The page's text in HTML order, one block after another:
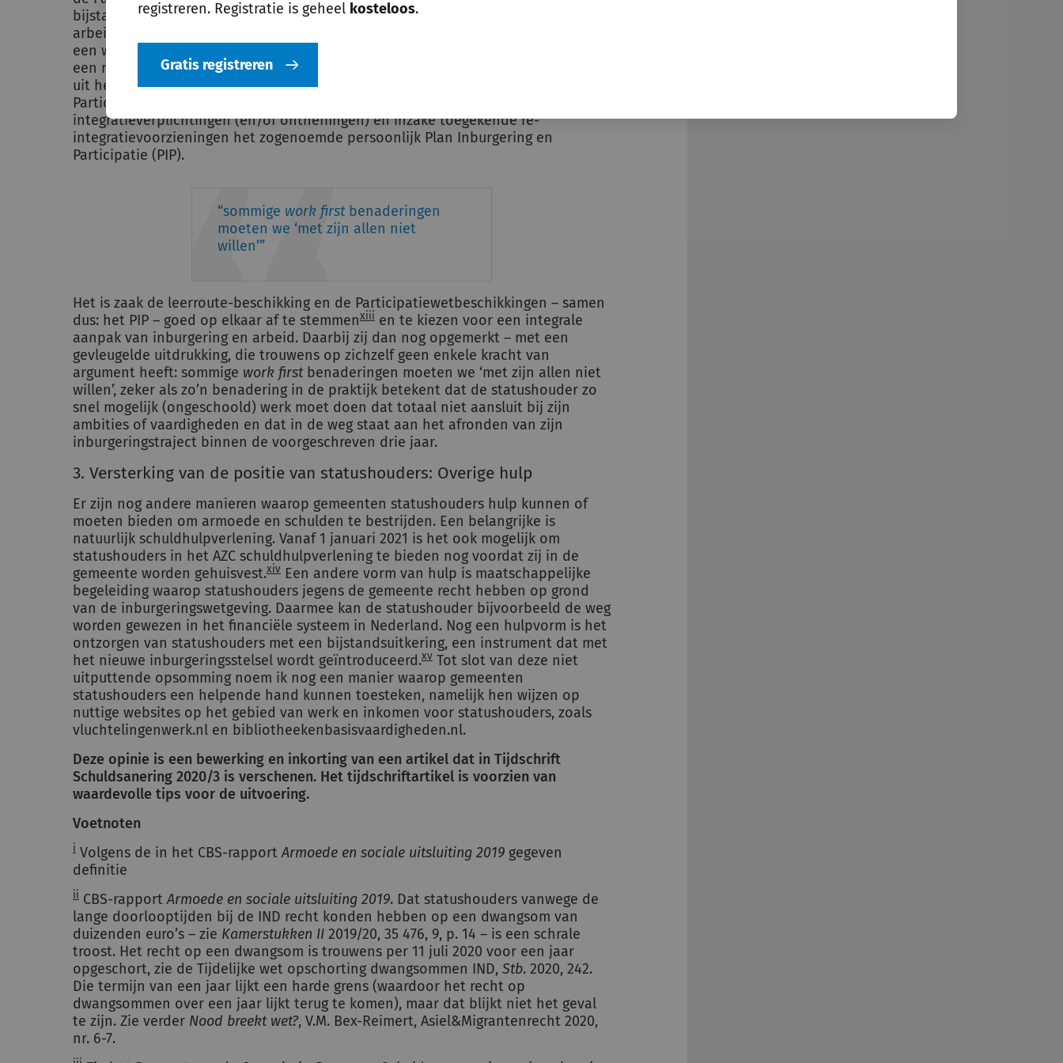
registreren. Registratie is geheel kosteloos.
Gratis registreren
bijstandsuitkeringixen daarmee ook recht op ondersteuning bij
arbeidsinschakeling
een wettelijke arbeidsverplichting
xi
een re-integratieverplichtingxii
. Samen met onder meer de leerroute-beschikking
uit het nieuwe inburgeringsstelsel (zie hierboven) vormen de
Participatiewetbeschikkingen inzake opgelegde arbeids- en re-
integratieverplichtingen (en/of ontheffingen) en inzake toegekende re-
integratievoorzieningen het zogenoemde persoonlijk Plan Inburgering en
Participatie (PIP).
sommige work first benaderingen
moeten we ‘met zijn allen niet
willen’
Het is zaak de leerroute-beschikking en de Participatiewetbeschikkingen – samen
dus: het PIP – goed op elkaar af te stemmenxiii en te kiezen voor een integrale
aanpak van inburgering en arbeid. Daarbij zij dan nog opgemerkt – met een
gevleugelde uitdrukking, die trouwens op zichzelf geen enkele kracht van
argument heeft: sommige work first benaderingen moeten we ‘met zijn allen niet
willen’, zeker als zo’n benadering in de praktijk betekent dat de statushouder zo
snel mogelijk (ongeschoold) werk moet doen dat totaal niet aansluit bij zijn
ambities of vaardigheden en dat in de weg staat aan het afronden van zijn
inburgeringstraject binnen de voorgeschreven drie jaar.
3. Versterking van de positie van statushouders: Overige hulp
Er zijn nog andere manieren waarop gemeenten statushouders hulp kunnen of
moeten bieden om armoede en schulden te bestrijden. Een belangrijke is
natuurlijk schuldhulpverlening. Vanaf 1 januari 2021 is het ook mogelijk om
statushouders in het AZC schuldhulpverlening te bieden nog voordat zij in de
gemeente worden gehuisvest.xiv Een andere vorm van hulp is maatschappelijke
begeleiding waarop statushouders jegens de gemeente recht hebben op grond
van de inburgeringswetgeving. Daarmee kan de statushouder bijvoorbeeld de weg
worden gewezen in het financiële systeem in Nederland. Nog een hulpvorm is het
ontzorgen van statushouders met een bijstandsuitkering, een instrument dat met
het nieuwe inburgeringsstelsel wordt geïntroduceerd.xv Tot slot van deze niet
uitputtende opsomming noem ik nog een manier waarop gemeenten
statushouders een helpende hand kunnen toesteken, namelijk hen wijzen op
nuttige websites op het gebied van werk en inkomen voor statushouders, zoals
vluchtelingenwerk.nl en bibliotheekenbasisvaardigheden.nl.
Deze opinie is een bewerking en inkorting van een artikel dat in Tijdschrift
Schuldsanering 2020/3 is verschenen. Het tijdschriftartikel is voorzien van
waardevolle tips voor de uitvoering.
Voetnoten
i Volgens de in het CBS-rapportArmoede en sociale uitsluiting 2019 gegeven
definitie
ii CBS-rapportArmoede en sociale uitsluiting 2019. Dat statushouders vanwege de
lange doorlooptijden bij de IND recht konden hebben op een dwangsom van
duizenden euro’s – zie Kamerstukken II 2019/20, 35 476, 9, p. 14 – is een schrale
troost. Het recht op een dwangsom is trouwens per 11 juli 2020 voor een jaar
opgeschort, zie de Tijdelijke wet opschorting dwangsommen IND, Stb. 2020, 242.
Die termijn van een jaar lijkt een harde grens (waardoor het recht op
dwangsommen over een jaar lijkt terug te komen), maar dat blijkt niet het geval
te zijn. Zie verder Nood breekt wet?, V.M. Bex-Reimert, Asiel&Migrantenrecht 2020,
nr. 6-7.